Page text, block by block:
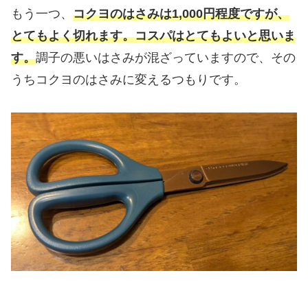
もう一つ、 コクヨのはさみは1,000円程度ですが、
とてもよく切れます。コスパはとてもよいと思いま
す。調子の悪いはさみが混ざっていますので、その
うちコクヨのはさみに変えるつもりです。